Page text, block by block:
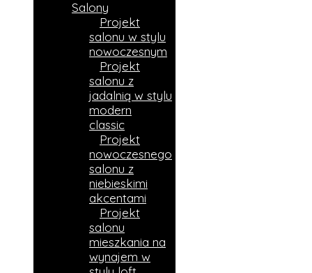
Salony
Projekt
salonu w stylu
nowoczesnym
Projekt
salonu z
jadalnią w stylu
modern
classic
Projekt
nowoczesnego
salonu z
niebieskimi
akcentami
Projekt
salonu
mieszkania na
wynajem w